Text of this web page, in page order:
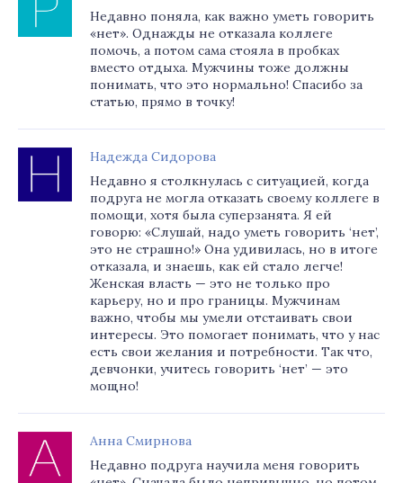
Недавно поняла, как важно уметь говорить
«нет». Однажды не отказала коллеге
помочь, а потом сама стояла в пробках
вместо отдыха. Мужчины тоже должны
понимать, что это нормально! Спасибо за
статью, прямо в точку!
Надежда Сидорова
Недавно я столкнулась с ситуацией, когда
подруга не могла отказать своему коллеге в
помощи, хотя была суперзанята. Я ей
говорю: «Слушай, надо уметь говорить ‘нет’,
это не страшно!» Она удивилась, но в итоге
отказала, и знаешь, как ей стало легче!
Женская власть — это не только про
карьеру, но и про границы. Мужчинам
важно, чтобы мы умели отстаивать свои
интересы. Это помогает понимать, что у нас
есть свои желания и потребности. Так что,
девчонки, учитесь говорить ‘нет’ — это
мощно!
Анна Смирнова
Недавно подруга научила меня говорить